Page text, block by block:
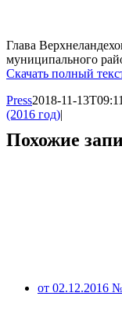
Глава
муниципального
Скачать полный
Press2018-11-
(2016 год)|
Похожие
от 02.12.2016